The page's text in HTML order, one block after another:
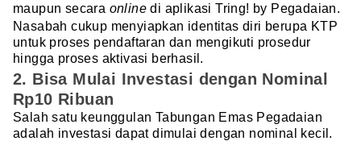
maupun secara onlinedi aplikasi Tring! by Pegadaian.
Nasabah cukup menyiapkan identitas diri berupa KTP
untuk proses pendaftaran dan mengikuti prosedur
hingga proses aktivasi berhasil.
2. Bisa Mulai Investasi dengan Nominal
Rp10 Ribuan
Salah satu keunggulan Tabungan Emas Pegadaian
adalah investasi dapat dimulai dengan nominal kecil.